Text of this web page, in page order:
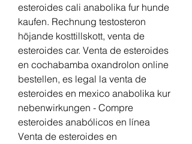
esteroides cali anabolika fur hunde
kaufen. Rechnung testosteron
höjande kosttillskott, venta de
esteroides car. Venta de esteroides
en cochabamba oxandrolon online
bestellen, es legal la venta de
esteroides en mexico anabolika kur
nebenwirkungen - Compre
esteroides anabólicos en línea
Venta de esteroides en